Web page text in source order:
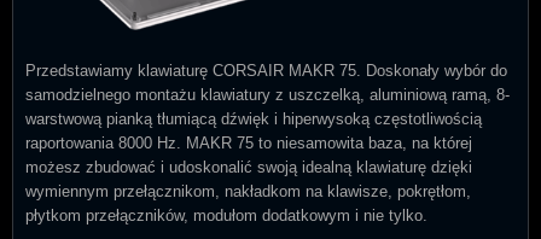
Przedstawiamy klawiaturę CORSAIR MAKR 75. Doskonały wybór do
samodzielnego montażu klawiatury z uszczelką, aluminiową ramą, 8-
warstwową pianką tłumiącą dźwięk i hiperwysoką częstotliwością
raportowania 8000 Hz. MAKR 75 to niesamowita baza, na której
możesz zbudować i udoskonalić swoją idealną klawiaturę dzięki
wymiennym przełącznikom, nakładkom na klawisze, pokrętłom,
płytkom przełączników, modułom dodatkowym i nie tylko.